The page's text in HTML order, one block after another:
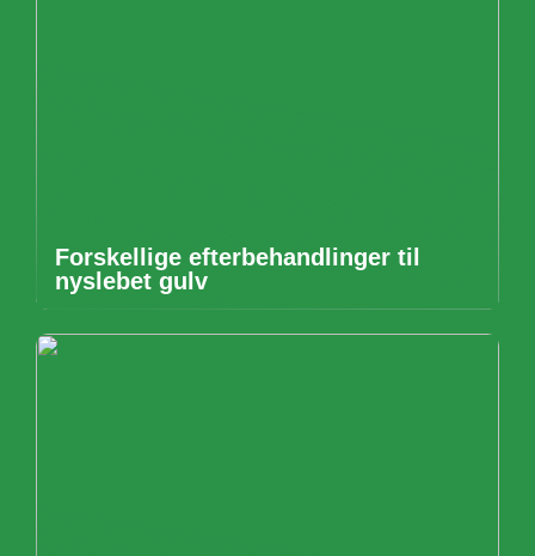
Forskellige efterbehandlinger til
nyslebet gulv